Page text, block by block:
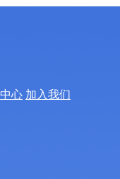
心 加入我们